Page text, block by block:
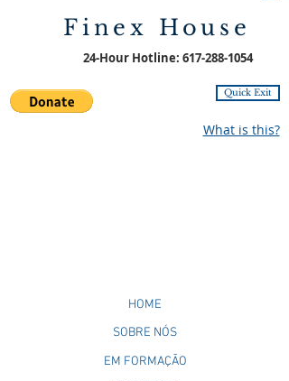
Finex House
24-Hour Hotline: 617-288-1054
Quick Exit
What is this?
HOME
SOBRE NÓS
EM FORMAÇÃO